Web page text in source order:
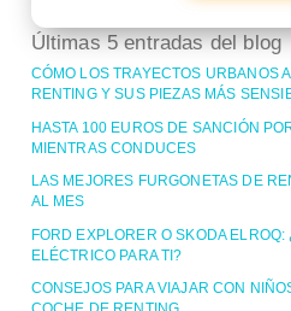
Últimas 5 entradas del blog
CÓMO LOS TRAYECTOS URBANOS
RENTING Y SUS PIEZAS MÁS
HASTA 100 EUROS DE SANCIÓN
MIENTRAS CONDUCES
LAS MEJORES FURGONETAS DE
AL MES
FORD EXPLORER O SKODA
ELÉCTRICO PARA TI?
CONSEJOS PARA VIAJAR CON